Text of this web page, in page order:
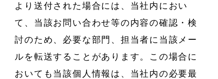
より送付された場合には、当社内におい
て、当該お問い合わせ等の内容の確認・検
討のため、必要な部門、担当者に当該メー
ルを転送することがあります。この場合に
おいても当該個人情報は、当社内の必要最